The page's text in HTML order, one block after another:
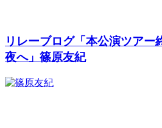
リレーブログ「本公演ツアー
夜へ」篠原友紀